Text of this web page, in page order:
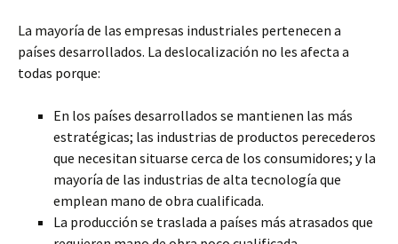
La mayoría de las empresas industriales pertenecen a
países desarrollados. La deslocalización no les afecta a
todas porque:
En los países desarrollados se mantienen las más
estratégicas; las industrias de productos perecederos
que necesitan situarse cerca de los consumidores; y la
mayoría de las industrias de alta tecnología que
emplean mano de obra cualificada.
La producción se traslada a países más atrasados que